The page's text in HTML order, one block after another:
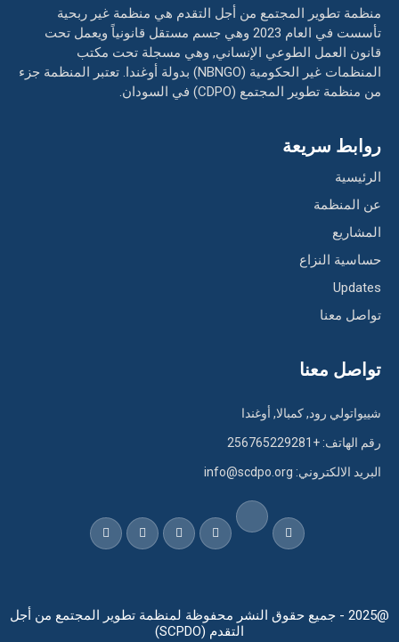
منظمة تطوير المجتمع من أجل التقدم هي منظمة غير ربحية
تأسست في العام 2023 وهي جسم مستقل قانونياً ويعمل تحت
قانون العمل الطوعي الإنساني, وهي مسجلة تحت مكتب
المنظمات غير الحكومية (NBNGO) بدولة أوغندا. تعتبر المنظمة جزء
من منظمة تطوير المجتمع (CDPO) في السودان.
روابط سريعة
الرئيسية
عن المنظمة
المشاريع
حساسية النزاع
Updates
تواصل معنا
تواصل معنا
شييواتولي رود, كمبالا, أوغندا
رقم الهاتف: +256765229281
البريد الالكتروني: info@scdpo.org
@2025 - جميع حقوق النشر محفوظة لمنظمة تطوير المجتمع من أجل
التقدم (SCPDO)